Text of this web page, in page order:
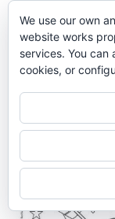
We use our own
website works
services. You
cookies, or